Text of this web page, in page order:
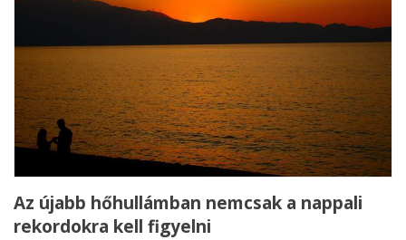
Az újabb hőhullámban nemcsak a nappali
rekordokra kell figyelni